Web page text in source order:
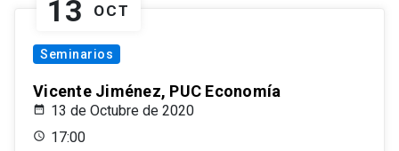
13 OCT
Seminarios
Vicente Jiménez, PUC Economía
13 de Octubre de 2020
17:00